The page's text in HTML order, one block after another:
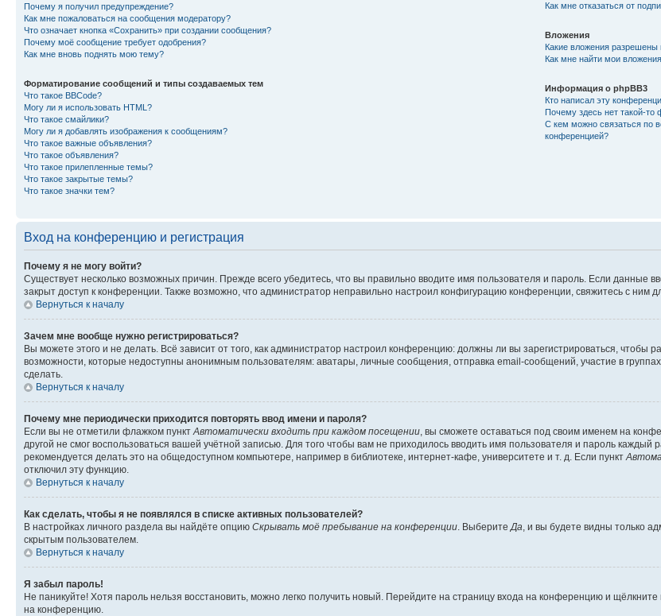
Почему я получил предупреждение?
Как мне пожаловаться на сообщения модератору?
Что означает кнопка «Сохранить» при создании сообщения?
Почему моё сообщение требует одобрения?
Как мне вновь поднять мою тему?
Форматирование сообщений и типы создаваемых тем
Что такое BBCode?
Могу ли я использовать HTML?
Что такое смайлики?
Могу ли я добавлять изображения к сообщениям?
Что такое важные объявления?
Что такое объявления?
Что такое прилепленные темы?
Что такое закрытые темы?
Что такое значки тем?
Как мне отказаться от
Вложения
Какие вложения разрешены
Как мне найти мои
Информация о phpBB3
Кто написал эту
Почему здесь нет такой-то
С кем можно связаться по
конференцией?
Вход на конференцию и регистрация
Почему я не могу войти?
Существует несколько возможных причин. Прежде всего убедитесь, что вы правильно вводите имя пользователя и пароль. Если данные
закрыт доступ к конференции. Также возможно, что администратор неправильно настроил конфигурацию конференции, свяжитесь с ним
Вернуться к началу
Зачем мне вообще нужно регистрироваться?
Вы можете этого и не делать. Всё зависит от того, как администратор настроил конференцию: должны ли вы зарегистрироваться,
возможности, которые недоступны анонимным пользователям: аватары, личные сообщения, отправка email-сообщений, участие в
сделать.
Вернуться к началу
Почему мне периодически приходится повторять ввод имени и пароля?
Если вы не отметили флажком пунктАвтоматически входить при каждом посещении, вы сможете оставаться под своим именем на
другой не смог воспользоваться вашей учётной записью. Для того чтобы вам не приходилось вводить имя пользователя и пароль
рекомендуется делать это на общедоступном компьютере, например в библиотеке, интернет-кафе, университете и т. д. Если пункт
отключил эту функцию.
Вернуться к началу
Как сделать, чтобы я не появлялся в списке активных пользователей?
В настройках личного раздела вы найдёте опцию Скрывать моё пребывание на конференции. ВыберитеДа, и вы будете видны только
скрытым пользователем.
Вернуться к началу
Я забыл пароль!
Не паникуйте! Хотя пароль нельзя восстановить, можно легко получить новый. Перейдите на страницу входа на конференцию и щёлкните
на конференцию.